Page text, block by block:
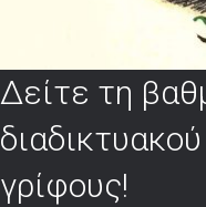
Δείτε τη
γρίφους!